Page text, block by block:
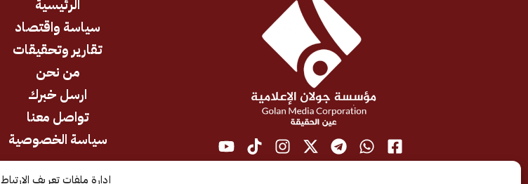
إدارة ملفات تعريف الارتباط
الرئيسية
سياسة واقتصاد
تقارير وتحقيقات
من نحن
ارسل خبرك
تواصل معنا
سياسة الخصوصية